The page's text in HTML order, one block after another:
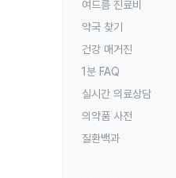
여드름 진료비
약국 찾기
건강 매거진
1분 FAQ
실시간 의료상담
의약품 사전
질환백과